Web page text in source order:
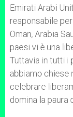
Emirati Arabi
responsabile
Oman, Arabia
paesi vi è una
Tuttavia in tutti i
abbiamo chiese
celebrare
domina la paura